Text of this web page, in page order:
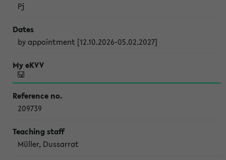
Pj
by appointment [12.10.2026-05.02.2027]
209739
Müller, Dussarrat